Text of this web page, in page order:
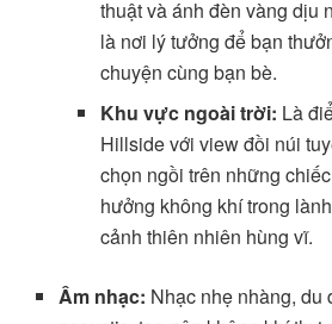
thuật và ánh đèn vàng dịu
là nơi lý tưởng để bạn
chuyện cùng bạn bè.
Khu vực ngoài trời: Là
Hillside với view đồi núi
chọn ngồi trên những
hưởng không khí trong
cảnh thiên nhiên hùng vĩ.
Âm nhạc: Nhạc nhẹ nhàng, du